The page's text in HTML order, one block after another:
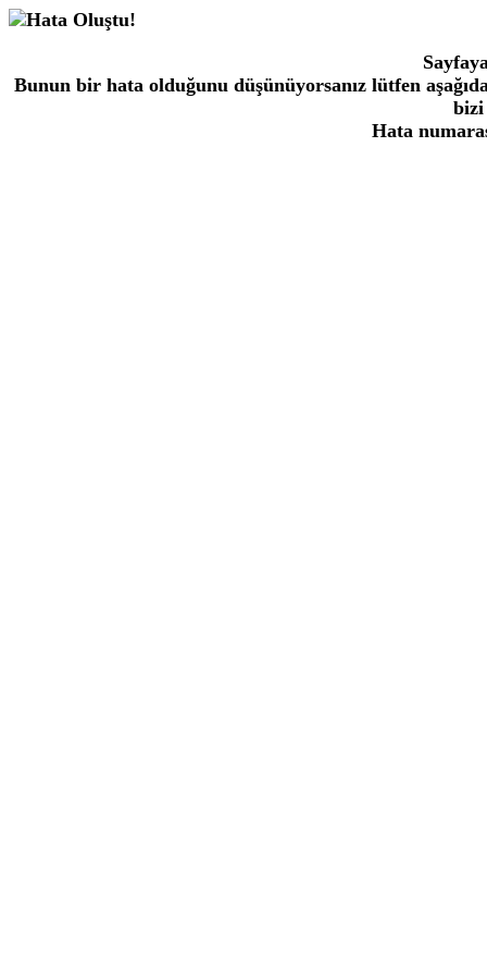
Bunun bir hata olduğunu düşünüyorsanız lütfen
Hata